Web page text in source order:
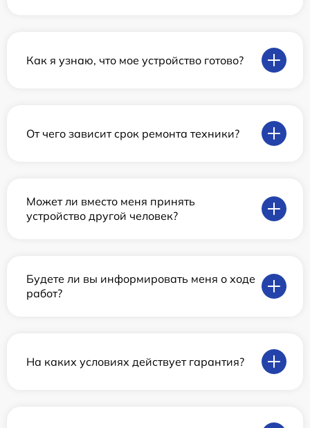
Как я узнаю, что мое устройство готово?
От чего зависит срок ремонта техники?
Может ли вместо меня принять
устройство другой человек?
Будете ли вы информировать меня о ходе
работ?
На каких условиях действует гарантия?